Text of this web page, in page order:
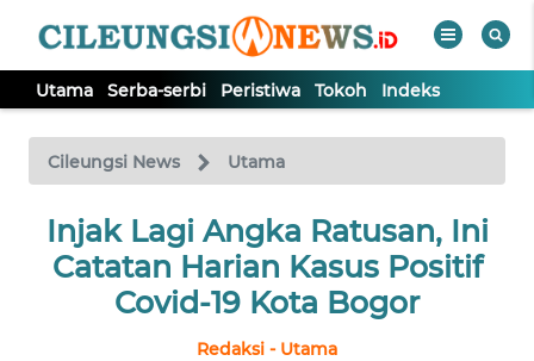
Utama Serba-serbi Peristiwa Tokoh Indeks
Cileungsi News Utama
Injak Lagi Angka Ratusan, Ini
Catatan Harian Kasus Positif
Covid-19 Kota Bogor
Redaksi - Utama
TV
Tutup
UTAMA